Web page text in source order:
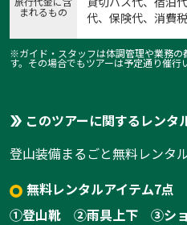
まれるもの
代、保険代、消費
※ガイド・スタッフは体調管理や業務の
す。その場合でもツアーは予定通り催行
このツアーに関するレンタ
登山装備まるごと無料レンタ
無料レンタルアイテム7点
①登山靴
②雨具上下
③シ
1:安達太良山
1